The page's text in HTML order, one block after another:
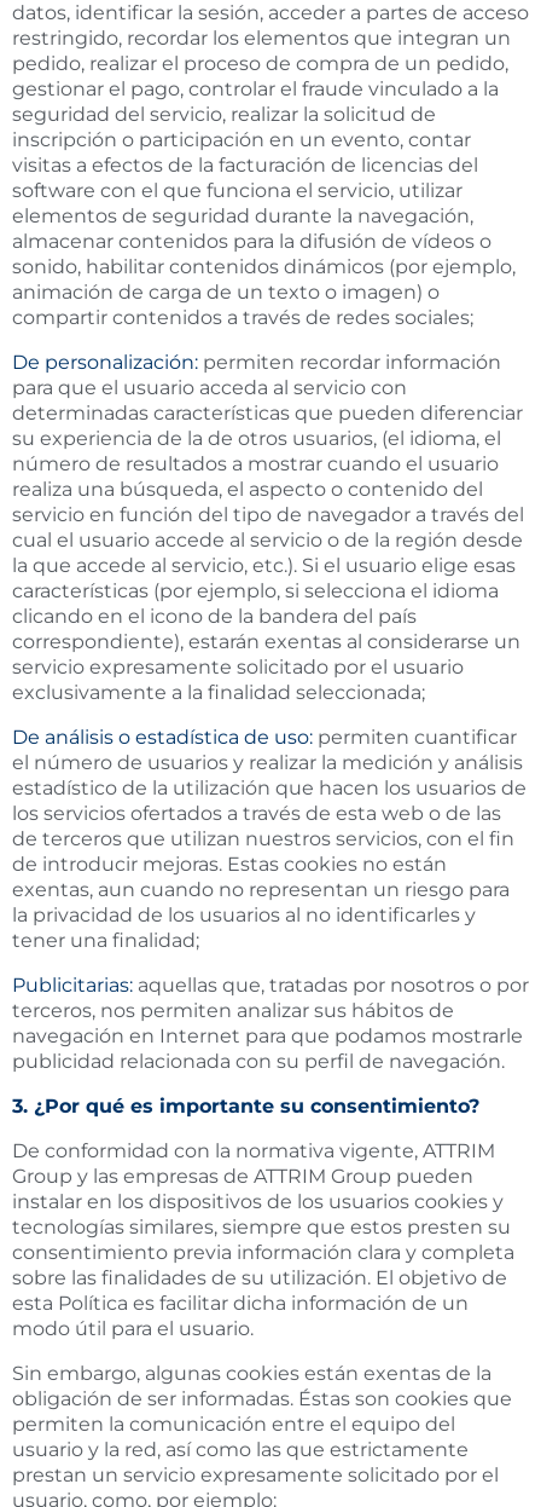
datos, identificar la sesión, acceder a partes de acceso
restringido, recordar los elementos que integran un
pedido, realizar el proceso de compra de un pedido,
gestionar el pago, controlar el fraude vinculado a la
seguridad del servicio, realizar la solicitud de
inscripción o participación en un evento, contar
visitas a efectos de la facturación de licencias del
software con el que funciona el servicio, utilizar
elementos de seguridad durante la navegación,
almacenar contenidos para la difusión de vídeos o
sonido, habilitar contenidos dinámicos (por ejemplo,
animación de carga de un texto o imagen) o
compartir contenidos a través de redes sociales;
De personalización: permiten recordar información
para que el usuario acceda al servicio con
determinadas características que pueden diferenciar
su experiencia de la de otros usuarios, (el idioma, el
número de resultados a mostrar cuando el usuario
realiza una búsqueda, el aspecto o contenido del
servicio en función del tipo de navegador a través del
cual el usuario accede al servicio o de la región desde
la que accede al servicio, etc.). Si el usuario elige esas
características (por ejemplo, si selecciona el idioma
clicando en el icono de la bandera del país
correspondiente), estarán exentas al considerarse un
servicio expresamente solicitado por el usuario
exclusivamente a la finalidad seleccionada;
De análisis o estadística de uso: permiten cuantificar
el número de usuarios y realizar la medición y análisis
estadístico de la utilización que hacen los usuarios de
los servicios ofertados a través de esta web o de las
de terceros que utilizan nuestros servicios, con el fin
de introducir mejoras. Estas cookies no están
exentas, aun cuando no representan un riesgo para
la privacidad de los usuarios al no identificarles y
tener una finalidad;
Publicitarias: aquellas que, tratadas por nosotros o por
terceros, nos permiten analizar sus hábitos de
navegación en Internet para que podamos mostrarle
publicidad relacionada con su perfil de navegación.
3. ¿Por qué es importante su consentimiento?
De conformidad con la normativa vigente, ATTRIM
Group y las empresas de ATTRIM Group pueden
instalar en los dispositivos de los usuarios cookies y
tecnologías similares, siempre que estos presten su
consentimiento previa información clara y completa
sobre las finalidades de su utilización. El objetivo de
esta Política es facilitar dicha información de un
modo útil para el usuario.
Sin embargo, algunas cookies están exentas de la
obligación de ser informadas. Éstas son cookies que
permiten la comunicación entre el equipo del
usuario y la red, así como las que estrictamente
prestan un servicio expresamente solicitado por el
usuario, como, por ejemplo: